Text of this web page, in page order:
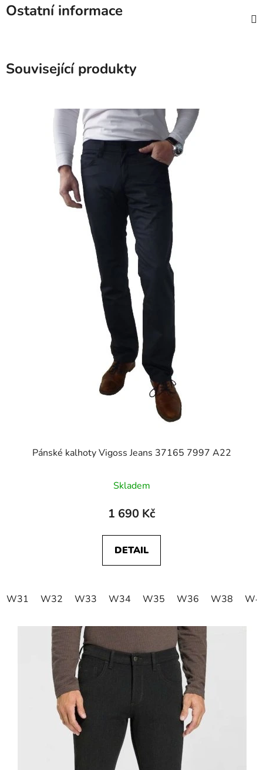
Ostatní informace
Související produkty
Pánské kalhoty Vigoss Jeans 37165 7997 A22
Skladem
1 690 Kč
DETAIL
W31 W32 W33 W34 W35 W36 W38